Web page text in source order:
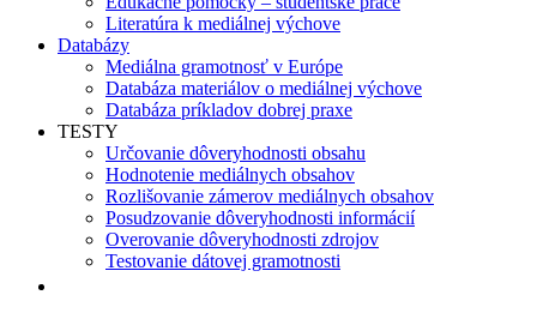
Literatúra k mediálnej výchove
Databázy
Mediálna gramotnosť v Európe
Databáza materiálov o mediálnej výchove
Databáza príkladov dobrej praxe
TESTY
Určovanie dôveryhodnosti obsahu
Hodnotenie mediálnych obsahov
Rozlišovanie zámerov mediálnych obsahov
Posudzovanie dôveryhodnosti informácií
Overovanie dôveryhodnosti zdrojov
Testovanie dátovej gramotnosti